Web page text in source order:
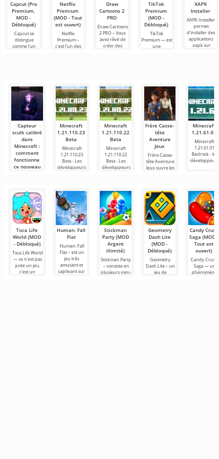
Capcut (Pro
Premium,
MOD -
Débloqué)
Capcut se
distingue
comme l'un
Netflix
Premium
(MOD - Tout
est ouvert)
Netflix
Premium –
c'est l'un des
Draw
Cartoons 2
PRO
Draw Cartoons
2 PRO – Vous
avez rêvé de
créer des
TikTok
Premium
(MOD -
Débloqué)
TikTok
Premium — est
une
XAPK
Installer
XAPK Installer
permet
d'installer des
applications
.xapk sur
Capteur
sculk calibré
dans
Minecraft :
comment
fonctionne
ce nouveau
sculk calibré,
ou Calibrated
Sculk
Minecraft
1.21.110.23
Beta
Minecraft
1.21.110.23
Beta - Les
développeurs
Minecraft
1.21.110.22
Beta
Minecraft
1.21.110.22
Beta - Les
développeurs
Frère Casse-
tête
Aventure
Jeux
Frère Casse-
tête Aventure
Jeux ouvre les
Minecraft
1.21.61.01
Minecraft
1.21.61.01
Bedrock - les
développeurs
Toca Life
World (MOD
- Débloqué)
Toca Life World
— ce n'est pas
juste un jeu,
c'est un
Human: Fall
Flat
Human: Fall
Flat – est un
jeu très
amusant et
captivant sur
Stickman
Party (MOD
Argent
illimité)
Stickman Party
– consiste en
plusieurs mini-
Geometry
Dash Lite
(MOD -
Débloqué)
Geometry
Dash Lite – un
jeu de
Candy Crush
Saga (MOD -
Tout est
ouvert)
Candy Crush
Saga — un
phénomène